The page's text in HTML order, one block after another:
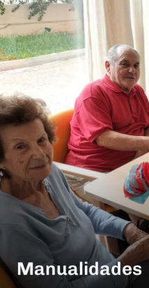
Manualidades